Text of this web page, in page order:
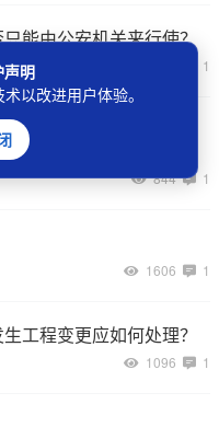
能由公安机关来行使？
1
作品前，应注意防范哪
844 1
1606 1
工程变更应如何处理？
1096 1
声明
以改进用户体验。